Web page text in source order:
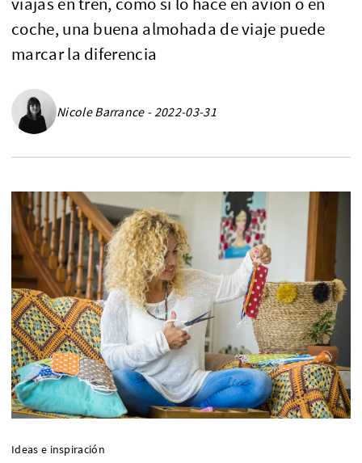
coche, una buena almohada de viaje puede
marcar la diferencia
Nicole Barrance - 2022-03-31
Ideas e inspiración